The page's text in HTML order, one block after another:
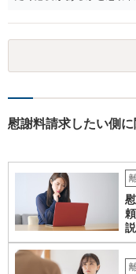
慰謝料請求したい側
説